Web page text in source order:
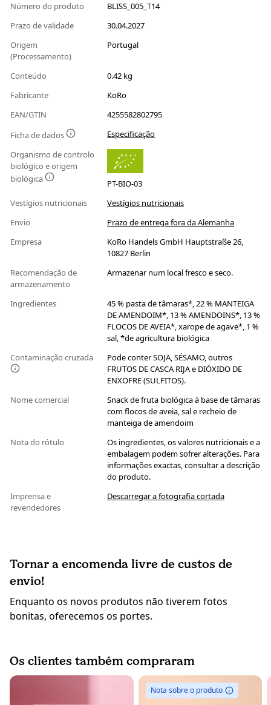
Número do produto
BLISS_005_T14
Prazo de validade
30.04.2027
Origem
(Processamento)
Portugal
Conteúdo
0.42 kg
Fabricante
KoRo
EAN/GTIN
4255582802795
Ficha de dados
Especificação
Organismo de controlo
biológico e origem
biológica
PT-BIO-03
Vestígios nutricionais
Vestígios nutricionais
Envio
Prazo de entrega fora da Alemanha
Empresa
KoRo Handels GmbH Hauptstraße 26,
10827 Berlin
Recomendação de
armazenamento
Armazenar num local fresco e seco.
Ingredientes
45 % pasta de tâmaras*, 22 % MANTEIGA
DE AMENDOIM*, 13 % AMENDOINS*, 13 %
FLOCOS DE AVEIA*, xarope de agave*, 1 %
sal, *de agricultura biológica
Contaminação cruzada
Pode conter SOJA, SÉSAMO, outros
FRUTOS DE CASCA RIJA e DIÓXIDO DE
ENXOFRE (SULFITOS).
Nome comercial
Snack de fruta biológica à base de tâmaras
com flocos de aveia, sal e recheio de
manteiga de amendoim
Nota do rótulo
Os ingredientes, os valores nutricionais e a
embalagem podem sofrer alterações. Para
informações exactas, consultar a descrição
do produto.
Imprensa e
revendedores
Descarregar a fotografia cortada
Tornar a encomenda livre de custos de
envio!
Enquanto os novos produtos não tiverem fotos
bonitas, oferecemos os portes.
Os clientes também compraram
Nota sobre o produto